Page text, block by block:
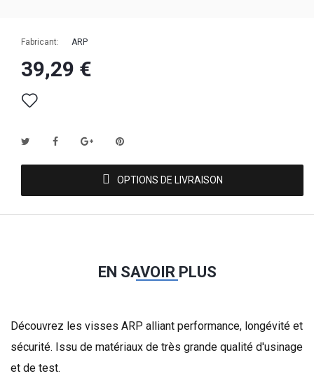
Fabricant: ARP
39,29 €
OPTIONS DE LIVRAISON
EN SAVOIR PLUS
Découvrez les visses ARP alliant performance, longévité et
sécurité. Issu de matériaux de très grande qualité d'usinage
et de test.